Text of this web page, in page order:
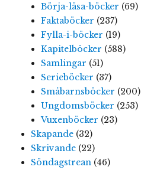
Börja-läsa-böcker (69)
Faktaböcker (237)
Fylla-i-böcker (19)
Kapitelböcker (588)
Samlingar (51)
Serieböcker (37)
Småbarnsböcker (200)
Ungdomsböcker (253)
Vuxenböcker (23)
Skapande(32)
Skrivande(22)
Söndagstrean(46)